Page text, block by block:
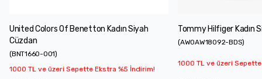
United Colors Of Benetton Kadın Siyah
Cüzdan
(BNT1660-001)
1000 TL ve üzeri Sepette Ekstra %5 İndirim!
Tommy Hilfiger Kadın
(AW0AW18092-BDS)
1000 TL ve üzeri